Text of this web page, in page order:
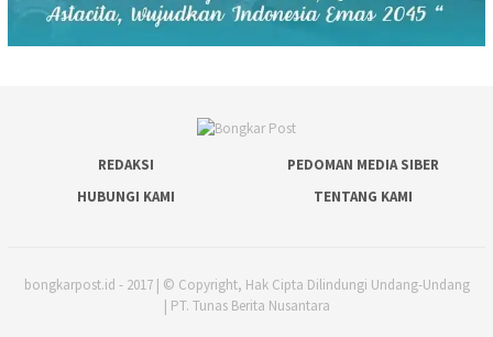
REDAKSI
PEDOMAN MEDIA SIBER
HUBUNGI KAMI
TENTANG KAMI
bongkarpost.id - 2017 | © Copyright, Hak Cipta Dilindungi Undang-Undang
| PT. Tunas Berita Nusantara